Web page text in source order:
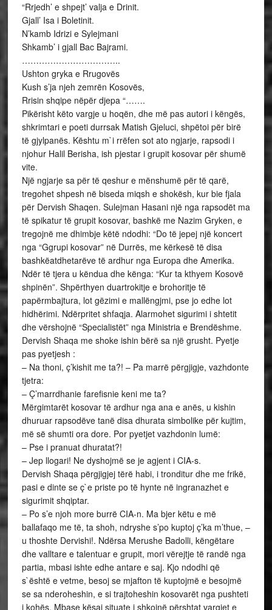
“Rrjedh’ e shpejt’ valja e Drinit.
Gjall’ Isa i Boletinit.
N’kamb Idrizi e Sylejmani
Shkamb’ i gjall Bac Bajrami.
……………………………..
Ushton gryka e Rrugovës
Kush s’ja njeh zemrën Kosovës,
Rrisin shqipe nëpër djepa “…….
Pikërisht këto vargje u hoqën, dhe më pas autori i këngës,
shkrimtari e poeti durrsak Matish Gjeluci, shpëtoi për birë
të gjylpanës. Kështu m`i rrëfen sot ato ngjarje, rapsodi i
njohur Halil Berisha, ish pjestar i grupit kosovar për shumë
vite.
Një ngjarje sa për të qeshur e mënshumë për të qarë,
tregohet shpesh në biseda miqsh e shokësh, kur bie fjala
për Dervish Shaqen. Sulejman Hasani një nga rapsodët ma
të spikatur të grupit kosovar, bashkë me Nazim Gryken, e
tregojnë me dhimbje këtë ndodhi: “Do të jepej një koncert
nga “Ggrupi kosovar” në Durrës, me kërkesë të disa
bashkëatdhetarëve të ardhur nga Europa dhe Amerika.
Ndër të tjera u këndua dhe kënga: “Kur ta kthyem Kosovë
shpinën”. Shpërthyen duartrokitje e brohoritje të
papërmbajtura, lot gëzimi e mallëngjmi, pse jo edhe lot
hidhërimi. Ndërpritet shfaqja. Alarmohet sigurimi i shtetit
dhe vërshojnë “Specialistët” nga Ministria e Brendëshme.
Dervish Shaqa me shoke ishin bërë sa një grusht. Pyetje
pas pyetjesh :
– Na thoni, ç’kishit me ta?! – Pa marrë përgjigje, vazhdonte
tjetra:
– Ç’marrdhanie farefisnie keni me ta?
Mërgimtarët kosovar të ardhur nga ana e anës, u kishin
dhuruar rapsodëve tanë disa dhurata simbolike për kujtim,
më së shumti ora dore. Por pyetjet vazhdonin lumë:
– Pse i pranuat dhuratat?!
– Jep llogari! Ne dyshojmë se je agjent i CIA-s.
Dervish Shaqa përgjigjej tërë habi, i tronditur dhe me frikë,
pasi e dinte se ç`e priste po të hynte në ingranazhet e
sigurimit shqiptar.
– Po s’e njoh more burrë CIA-n. Ma bjer këtu e më
ballafaqo me të, ta shoh, ndryshe s’po kuptoj ç’ka m’thue, –
u thoshte Dervishi!. Ndërsa Merushe Badolli, këngëtare
dhe valltare e talentuar e grupit, mori vërejtje të randë nga
partia, mbasi ishte edhe antare e saj. Kjo ndodhi që
s`është e vetme, besoj se mjafton të kuptojmë e besojmë
se sa nderoheshin, e si trajtoheshin kosovarët nga pushteti
i kohës. Mbase kësaj situate i shkojnë përshtat vargjet e